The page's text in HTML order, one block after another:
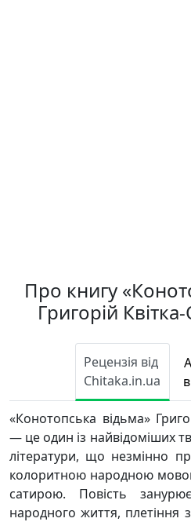
Про книгу
Григорій
Рецензія від
Chitaka.in.ua
«Конотопська відьма»
— це один із найвідоміших
літератури, що незмінно
колоритною народною
сатирою. Повість
народного життя, плетіння